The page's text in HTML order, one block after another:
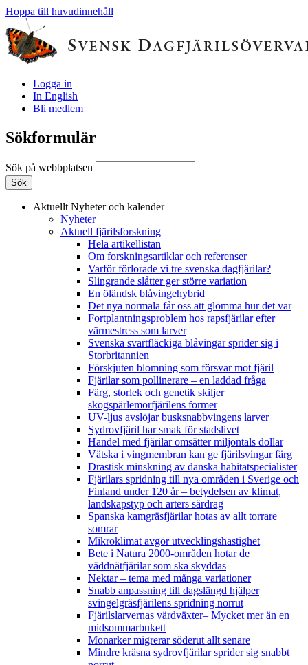
Hoppa till huvudinnehåll
Logga in
In English
Bli medlem
Sökformulär
Sök på webbplatsen
Aktuellt Nyheter och kalender
Nyheter
Aktuell fjärilsforskning
Hela artikellistan
Om forskningsartiklar och referenser
Varför förlorade vi tre svenska dagfjärilar?
Slingrande slåtter ger större variation
En öländsk blåvingehybrid
Det nya normala får oss att glömma hur det var
Fortplantningsproblem hos rapsfjärilar efter
värmestress som larver
Svenska svartfläckiga blåvingar sprider sig i
Storbritannien
Förskjuten blomning som försvar mot fjäril
Fjärilar som pollinerare – en laddad fråga
Färg, storlek och genetik skiljer
skogspärlemorfjärilens former
UV-ljus avslöjar busksnabbvingens larver
Sydrovfjäril har smak för stadslivet
Handel med fjärilar omsätter miljontals dollar
Vätska i vingmembran kan ge fjärilsvingar färg
Drastisk minskning av danska habitatspecialister
Fjärilars spridning till nya områden i Sverige och
Finland under 120 år– betydelsen av klimat,
landskapstyp och arters särdrag
Spanska kamgräsfjärilar hotas av allt torrare
somrar
Mikroklimat avgör utvecklingshastighet
Bete i Natura 2000-områden hotar de
väddnätfjärilar som ska skyddas
Nektar – tema med många variationer
Snabb anpassning till dagslängd hjälper
svingelgräsfjärilens spridning norrut
Fjärilslarvernas värdväxter– Mycket mer än en
midsommarbukett
Monarker migrerar söderut allt senare
Mindre kräsna sydrovfjärilar sprider sig snabbt